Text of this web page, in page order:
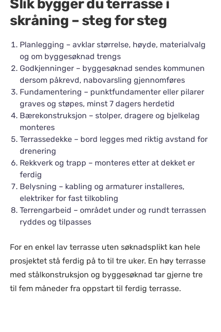
Slik bygger du terrasse i
skråning – steg for steg
Planlegging – avklar størrelse, høyde, materialvalg
og om byggesøknad trengs
Godkjenninger – byggesøknad sendes kommunen
dersom påkrevd, nabovarsling gjennomføres
Fundamentering – punktfundamenter eller pilarer
graves og støpes, minst 7 dagers herdetid
Bærekonstruksjon – stolper, dragere og bjelkelag
monteres
Terrassedekke – bord legges med riktig avstand for
drenering
Rekkverk og trapp – monteres etter at dekket er
ferdig
Belysning – kabling og armaturer installeres,
elektriker for fast tilkobling
Terrengarbeid – området under og rundt terrassen
ryddes og tilpasses
For en enkel lav terrasse uten søknadsplikt kan hele
prosjektet stå ferdig på to til tre uker. En høy terrasse
med stålkonstruksjon og byggesøknad tar gjerne tre
til fem måneder fra oppstart til ferdig terrasse.